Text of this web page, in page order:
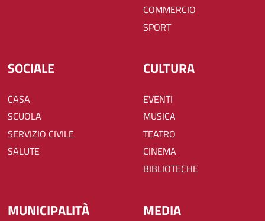
COMMERCIO
SPORT
SOCIALE
CASA
SCUOLA
SERVIZIO CIVILE
SALUTE
CULTURA
EVENTI
MUSICA
TEATRO
CINEMA
BIBLIOTECHE
MUNICIPALITÀ MEDIA